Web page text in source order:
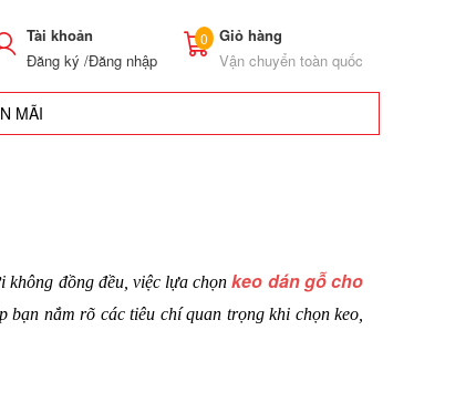
Tài khoản
Đăng ký /Đăng nhập
0
Giỏ hàng
Vận chuyển toàn quốc
MÃI
không đồng đều, việc lựa chọn keo dán gỗ cho
nắm rõ các tiêu chí quan trọng khi chọn keo,